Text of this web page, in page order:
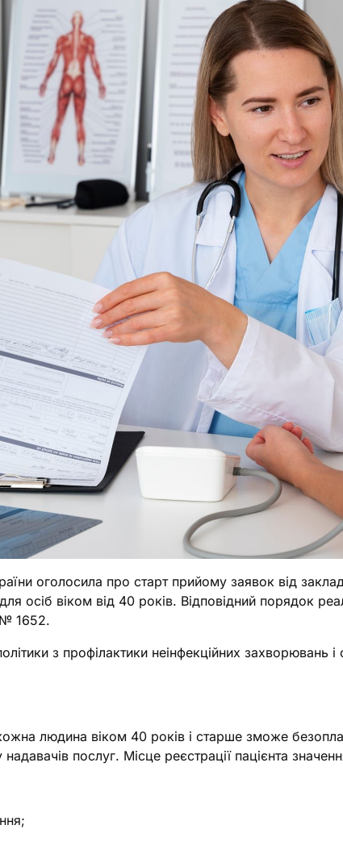
оголосила про старт прийому заявок від
осіб віком від 40 років. Відповідний порядок
№ 1652.
з профілактики неінфекційних захворювань
людина віком 40 років і старше зможе
послуг. Місце реєстрації пацієнта